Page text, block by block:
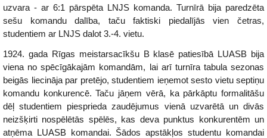
uzvara - ar 6:1 pārspēta LNJS komanda. Turnīrā bija paredzēta
sešu komandu dalība, taču faktiski piedalījās vien četras,
studentiem ar LNJS dalot 3.-4. vietu.
1924. gada Rīgas meistarsacīkšu B klasē patiesībā LUASB bija
viena no spēcīgākajām komandām, lai arī turnīra tabula sezonas
beigās liecināja par pretējo, studentiem ieņemot sesto vietu septiņu
komandu konkurencē. Taču jāņem vērā, ka pārkāptu formalitāšu
dēļ studentiem piesprieda zaudējumus vienā uzvarētā un divās
neizšķirti nospēlētās spēlēs, kas deva punktus konkurentēm un
atņēma LUASB komandai. Šādos apstākļos studentu komandai